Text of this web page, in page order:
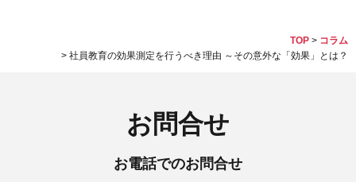
TOP
コラム
社員教育の効果測定を行うべき理由 ～その意外な「効果」とは？
お問合せ
お電話でのお問合せ